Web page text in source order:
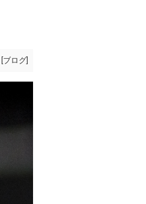
ブログ